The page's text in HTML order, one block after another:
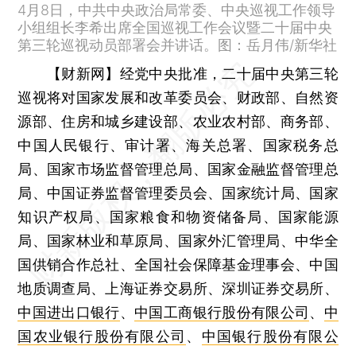
4月8日，中共中央政治局常委、中央巡视工作领导
小组组长李希出席全国巡视工作会议暨二十届中央
第三轮巡视动员部署会并讲话。图：岳月伟/新华社
【财新网】 经党中央批准，二十届中央第三轮
巡视将对国家发展和改革委员会、财政部、自然资
源部、住房和城乡建设部、农业农村部、商务部、
中国人民银行、审计署、海关总署、国家税务总
局、国家市场监督管理总局、国家金融监督管理总
局、中国证券监督管理委员会、国家统计局、国家
知识产权局、国家粮食和物资储备局、国家能源
局、国家林业和草原局、国家外汇管理局、中华全
国供销合作总社、全国社会保障基金理事会、中国
地质调查局、上海证券交易所、深圳证券交易所、
中国进出口银行、 中国工商银行股份有限公司 、 中
国农业银行股份有限公司 、 中国银行股份有限公